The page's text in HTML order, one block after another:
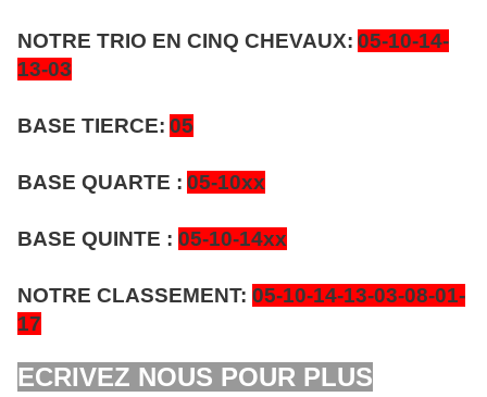
NOTRE TRIO EN CINQ CHEVAUX: 05-10-14-
13-03
BASE TIERCE: 05
BASE QUARTE : 05-10xx
BASE QUINTE : 05-10-14xx
NOTRE CLASSEMENT: 05-10-14-13-03-08-01-
17
ECRIVEZ NOUS POUR PLUS